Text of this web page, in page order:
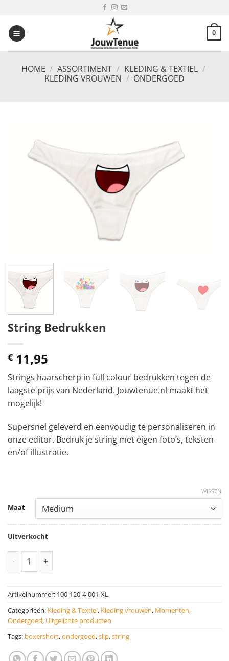
inhoud
0
HOME / ASSORTIMENT / KLEDING & TEXTIEL /
KLEDING VROUWEN / ONDERGOED
String Bedrukken
€ 11,95
Strings haarscherp in full colour bedrukken tegen de
laagste prijs van Nederland. Jouwtenue.nl maakt het
mogelijk!
Supersnel geleverd en eenvoudig te personaliseren in
onze editor. Bedruk je string met eigen foto’s, teksten
en/of illustratie.
Maat
WISSEN
Uitverkocht
Artikelnummer: 100-120-4-001-XL
Categorieën: Kleding & Textiel, Kleding vrouwen, Momenten,
Ondergoed, Uitgelichte producten
Tags: boxershort,ondergoed,slip,string